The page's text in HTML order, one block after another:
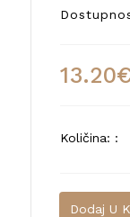
Količina: :
Dodaj U